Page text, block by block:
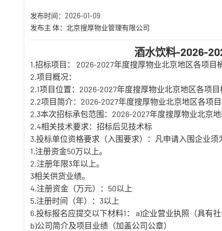
发布时间：2026-01-09
发布主 体：北京搜厚物业管理有限公司
酒水饮料-2026-
1.招标项目： 2026-2027年度搜厚物业北京地区各项目
2.项目概况：
2.1项目位置：2026-2027年度搜厚物业北京地区各项
2.2项目简介：2026-2027年度搜厚物业北京地区各项
2.3本次招标承包范围：2026-2027年度搜厚物业北京
2.4相关技术要求：招标后见技术标
3.投标单位资格要求（入围要求）：凡申请入围企业
1.注册资金50万以上。
2.注册年限3年以上。
3相关供货业绩。
4.注册资金（万元）：50以上
5.注册时间（年）：3以上
6.投标报名应提交以下材料1： a)企业营业执照（具有
b)公司简介及项目业绩（加盖公司公章）